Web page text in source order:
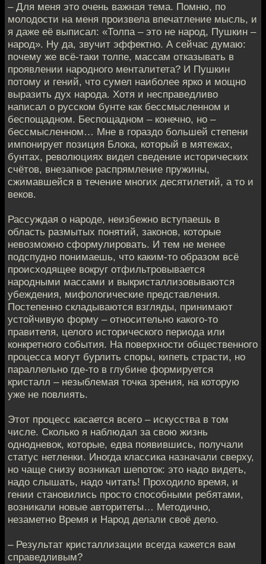
– Для меня это очень важная тема. Помню, по
молодости на меня произвела впечатление мысль, и
я даже её выписал: «Толпа – это не народ, Пушкин –
народ». Ну да, звучит эффектно. А сейчас думаю:
почему же всё-таки толпе, массам отказывать в
проявлении народного менталитета? И Пушкин
потому и гений, что сумел наиболее ярко и мощно
выразить дух народа. Хотя и несправедливо
написал о русском бунте как бессмысленном и
беспощадном. Беспощадном – конечно, но –
бессмысленном… Мне в гораздо большей степени
импонирует позиция Блока, который в мятежах,
бунтах, революциях видел сведение исторических
счётов, внезапное распрямление пружины,
сжимавшейся в течение многих десятилетий, а то и
веков.
Рассуждая о народе, неизбежно вступаешь в
область размытых понятий, законов, которые
невозможно сформулировать. И тем не менее
подспудно понимаешь, что каким-то образом всё
происходящее вокруг отфильтровывается
народными массами и выкристаллизовываются
убеждения, мифологические представления.
Постепенно складываются взгляды, принимают
устойчивую форму – относительно какого-то
правителя, целого исторического периода или
конкретного события. На поверхности общественного
процесса могут бурлить споры, кипеть страсти, но
параллельно где-то в глубине формируется
кристалл – незыблемая точка зрения, на которую
уже не повлиять.
Этот процесс касается всего – искусства в том
числе. Сколько я наблюдал за свою жизнь
однодневок, которые, едва появившись, получали
статус нетленки. Иногда классика назначали сверху,
но чаще снизу возникал шепоток: это надо видеть,
надо слышать, надо читать! Проходило время, и
гении становились просто способными ребятами,
возникали новые авторитеты… Методично,
незаметно Время и Народ делали своё дело.
– Результат кристаллизации всегда кажется вам
справедливым?